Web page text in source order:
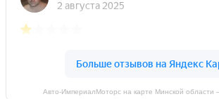
Авто-ИмпериалМоторс на карте Минской области